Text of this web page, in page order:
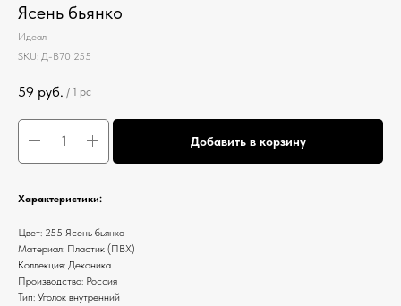
Ясень бьянко
Идеал
SKU: Д-В70 255
59 руб. / 1 pc
Добавить в корзину
Характеристики:
Цвет: 255 Ясень бьянко
Материал: Пластик (ПВХ)
Коллекция: Деконика
Производство: Россия
Тип: Уголок внутренний